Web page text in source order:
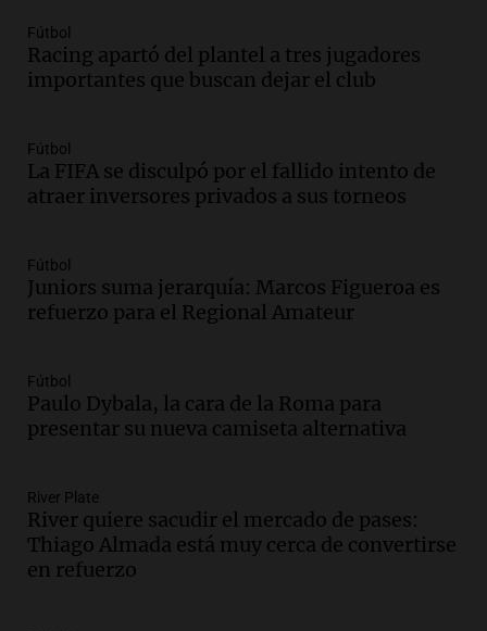
desde las 14 horas
Panorama Federal
Episodios
que le “explotó el celular”: acusan al
marido de matarla
Juntos
juicio a Óscar González por el accidente
en las altas cumbres
Panorama Federal
Audio.
que afectan diversas actividades locales,
según Barrionuevo
Audio.
Sanctions for Lawyer Diego
Javier Chacón: Detained Again After
Attending World Cup
Panorama Federal
Fútbol
Racing apartó del plantel a tres jugadores
importantes que buscan dejar el club
Fútbol
La FIFA se disculpó por el fallido intento de
atraer inversores privados a sus torneos
Fútbol
Juniors suma jerarquía: Marcos Figueroa es
refuerzo para el Regional Amateur
Fútbol
Paulo Dybala, la cara de la Roma para
presentar su nueva camiseta alternativa
River Plate
River quiere sacudir el mercado de pases:
Thiago Almada está muy cerca de convertirse
en refuerzo